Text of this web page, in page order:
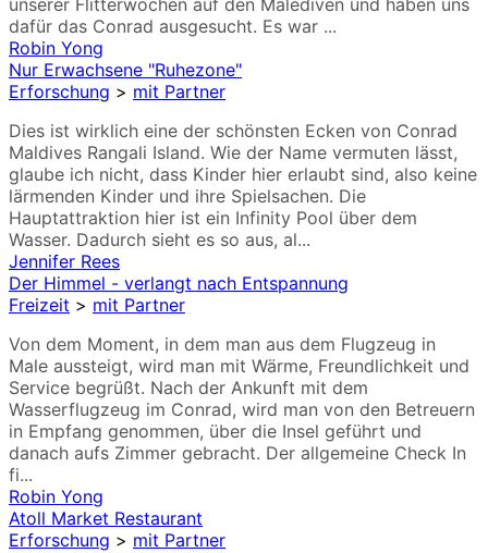
unserer Flitterwochen auf den Malediven und haben uns
dafür das Conrad ausgesucht. Es war ...
Robin Yong
Nur Erwachsene "Ruhezone"
Erforschung > mit Partner
Dies ist wirklich eine der schönsten Ecken von Conrad
Maldives Rangali Island. Wie der Name vermuten lässt,
glaube ich nicht, dass Kinder hier erlaubt sind, also keine
lärmenden Kinder und ihre Spielsachen. Die
Hauptattraktion hier ist ein Infinity Pool über dem
Wasser. Dadurch sieht es so aus, al...
Jennifer Rees
Der Himmel - verlangt nach Entspannung
Freizeit > mit Partner
Von dem Moment, in dem man aus dem Flugzeug in
Male aussteigt, wird man mit Wärme, Freundlichkeit und
Service begrüßt. Nach der Ankunft mit dem
Wasserflugzeug im Conrad, wird man von den Betreuern
in Empfang genommen, über die Insel geführt und
danach aufs Zimmer gebracht. Der allgemeine Check In
fi...
Robin Yong
Atoll Market Restaurant
Erforschung > mit Partner